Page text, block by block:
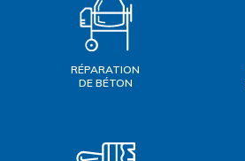
RÉPARATION
DE BÉTON